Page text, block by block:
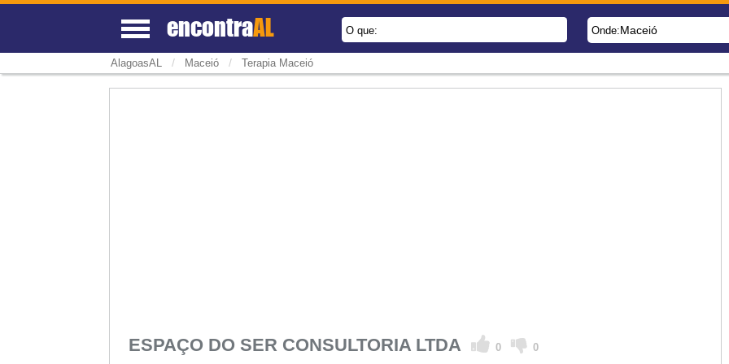
encontraAL O que: Onde:Maceió
AlagoasAL / Maceió / Terapia Maceió
ESPAÇO DO SER CONSULTORIA LTDA 0 0